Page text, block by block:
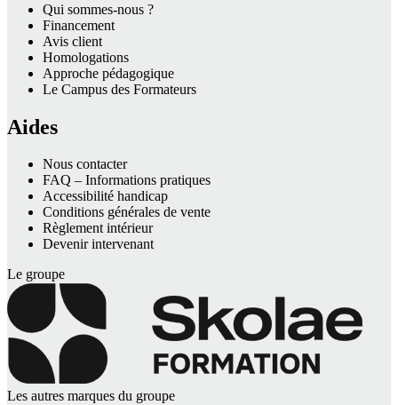
Qui sommes-nous ?
Financement
Avis client
Homologations
Approche pédagogique
Le Campus des Formateurs
Aides
Nous contacter
FAQ – Informations pratiques
Accessibilité handicap
Conditions générales de vente
Règlement intérieur
Devenir intervenant
Le groupe
Les autres marques du groupe